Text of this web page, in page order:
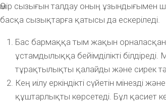
Өмір сызығын талдау оның ұзындығымен
басқа сызықтарға қатысы да ескеріледі.
Бас бармаққа тым жақын
ұстамдылыққа бейімділікті
тұрақтылықты қалайды және сирек
Кең иілу еркіндікті сүйетін мінезді
құштарлықты көрсетеді. Бұл қасиет